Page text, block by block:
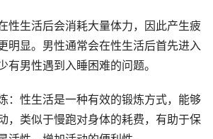
性生活后会消耗大量体力，因此产生疲
明显。男性通常会在性生活后首先进入
有男性遇到入睡困难的问题。
：性生活是一种有效的锻炼方式，能够
，类似于慢跑对身体的耗费，有助于保